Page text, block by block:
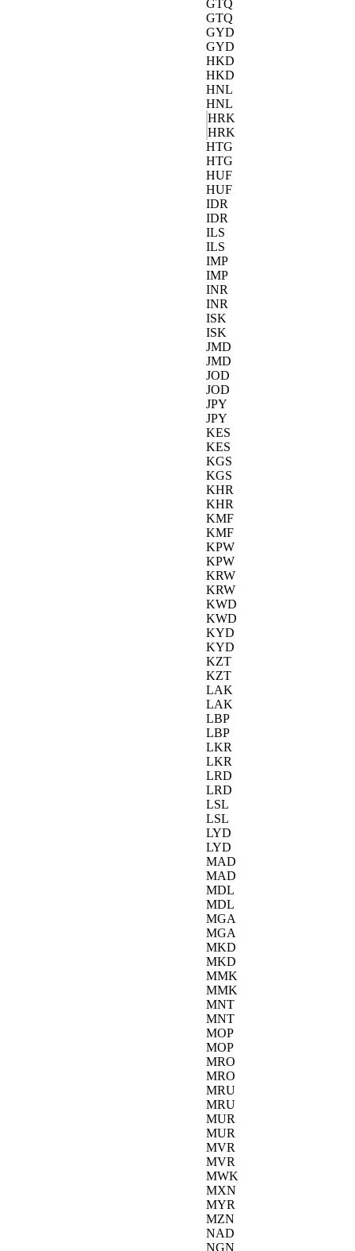
GTQ
GTQ
GYD
GYD
HKD
HKD
HNL
HNL
HRK
HRK
HTG
HTG
HUF
HUF
IDR
IDR
ILS
ILS
IMP
IMP
INR
INR
ISK
ISK
JMD
JMD
JOD
JOD
JPY
JPY
KES
KES
KGS
KGS
KHR
KHR
KMF
KMF
KPW
KPW
KRW
KRW
KWD
KWD
KYD
KYD
KZT
KZT
LAK
LAK
LBP
LBP
LKR
LKR
LRD
LRD
LSL
LSL
LYD
LYD
MAD
MAD
MDL
MDL
MGA
MGA
MKD
MKD
MMK
MMK
MNT
MNT
MOP
MOP
MRO
MRO
MRU
MRU
MUR
MUR
MVR
MVR
MWK
MXN
MYR
MZN
NAD
NGN